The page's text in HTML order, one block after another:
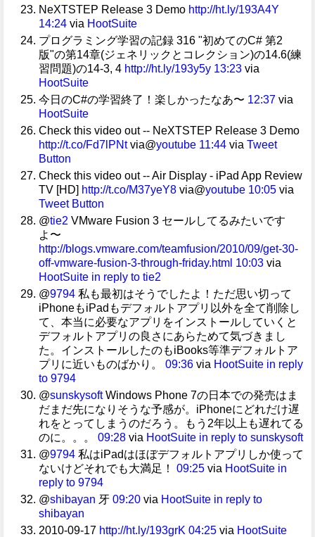
NeXTSTEP Release 3 Demo http://ht.ly/193A4Y
14:24 via HootSuite
プログラミング学習の記録 316 "初めてのC# 第2
版"の第14章(ジェネリックとコレクション)の14.6(練
習問題)の14-3, 4 http://ht.ly/193y5y 13:23 via
HootSuite
今日のC#の学習終了！楽しかったなあ〜 12:37 via
HootSuite
Check this video out -- NeXTSTEP Release 3 Demo
http://t.co/Fd7lPNtvia@youtube 11:44 via Tweet
Button
Check this video out -- Air Display - iPad App Review
TV [HD] http://t.co/M37yeY8 via@youtube 10:05 via
Tweet Button
@tie2 VMware Fusion 3 セールしてるみたいです
よ〜
http://blogs.vmware.com/teamfusion/2010/09/get-30-
off-vmware-fusion-3-through-friday.html 10:03 via
HootSuite in reply to tie2
@9794 私も最初はそうでしたよ！ただ思い切って
iPhoneもiPadもデフォルトアプリ以外を全て削除し
て、本当に必要なアプリをインストールしていくと
デフォルトアプリの良さにあらためて気づきまし
た。インストールしたのもiBooks等準デフォルトア
プリに近いものばかり。
09:36 via HootSuite in reply
to 9794
@sunskysoftWindows Phone 7の日本での発売はま
だまだ先になりそうな予感が。iPhoneにどれだけ遅
れをとってしまうのだろう。もう2年以上も遅れてる
のに。。。
09:28 via HootSuite in reply to sunskysoft
@9794 私はiPadはほぼデフォルトアプリしか使って
ないけどそれでも大満足！
09:25 via HootSuite in
reply to 9794
@shibayan 牙 09:20 via HootSuite in reply to
shibayan
2010-09-17 http://ht.ly/193grK 04:25 via HootSuite